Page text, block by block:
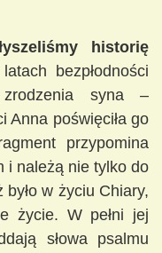
historię
bezpłodności
syna –
Anna poświęciła go
przypomina
i należą nie tylko do
w życiu Chiary,
życie. W pełni jej
słowa psalmu